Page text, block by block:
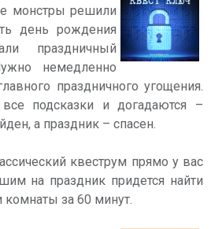
монстры решили
день рождения
праздничный
немедленно
праздничного угощения.
подсказки и догадаются –
а праздник – спасен.
квеструм прямо у вас
на праздник придется найти
комнаты за 60 минут.